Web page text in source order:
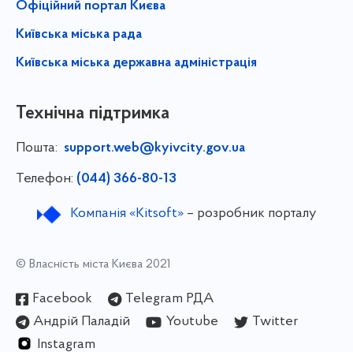
Офіційний портал Києва
Київська міська рада
Київська міська державна адміністрація
Технічна підтримка
Пошта: support.web@kyivcity.gov.ua
Телефон: (044) 366-80-13
Компанія «Kitsoft»– розробник порталу
© Власність міста Києва 2021
Facebook
Telegram РДА
Андрій Паладій
Youtube
Twitter
Instagram